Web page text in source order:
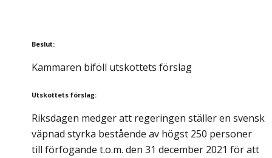
Beslut:
Kammaren biföll utskottets förslag
Utskottets förslag:
Riksdagen medger att regeringen ställer en svensk
väpnad styrka bestående av högst 250 personer
till förfogande t.o.m. den 31 december 2021 för att